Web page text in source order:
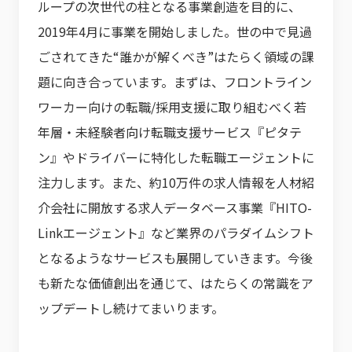
ループの次世代の柱となる事業創造を目的に、
2019年4月に事業を開始しました。世の中で見過
ごされてきた“誰かが解くべき”はたらく領域の課
題に向き合っています。まずは、フロントライン
ワーカー向けの転職/採用支援に取り組むべく若
年層・未経験者向け転職支援サービス『ピタテ
ン』やドライバーに特化した転職エージェントに
注力します。また、約10万件の求人情報を人材紹
介会社に開放する求人データベース事業『HITO-
Linkエージェント』など業界のパラダイムシフト
となるようなサービスも展開していきます。今後
も新たな価値創出を通じて、はたらくの常識をア
ップデートし続けてまいります。